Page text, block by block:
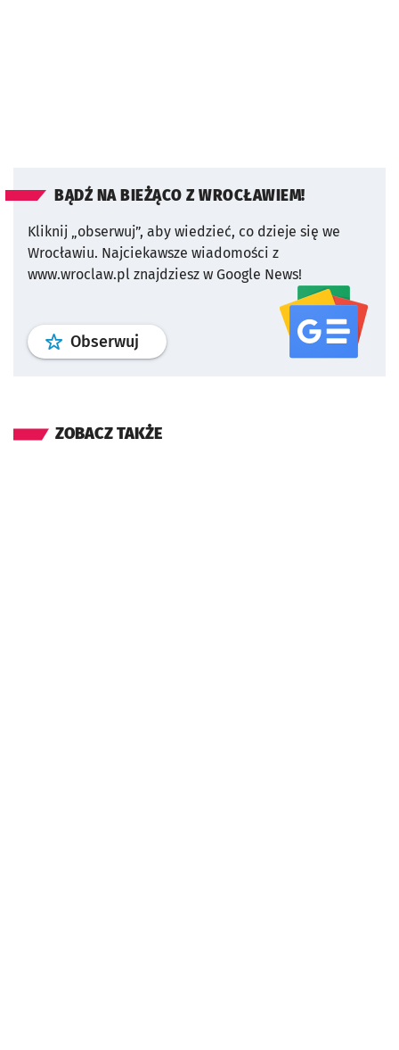
BĄDŹ NA BIEŻĄCO Z WROCŁAWIEM!
Kliknij „obserwuj”, aby wiedzieć, co dzieje się we
Wrocławiu. Najciekawsze wiadomości z
www.wroclaw.pl znajdziesz w Google News!
Obserwuj profil serwisu
ZOBACZ TAKŻE